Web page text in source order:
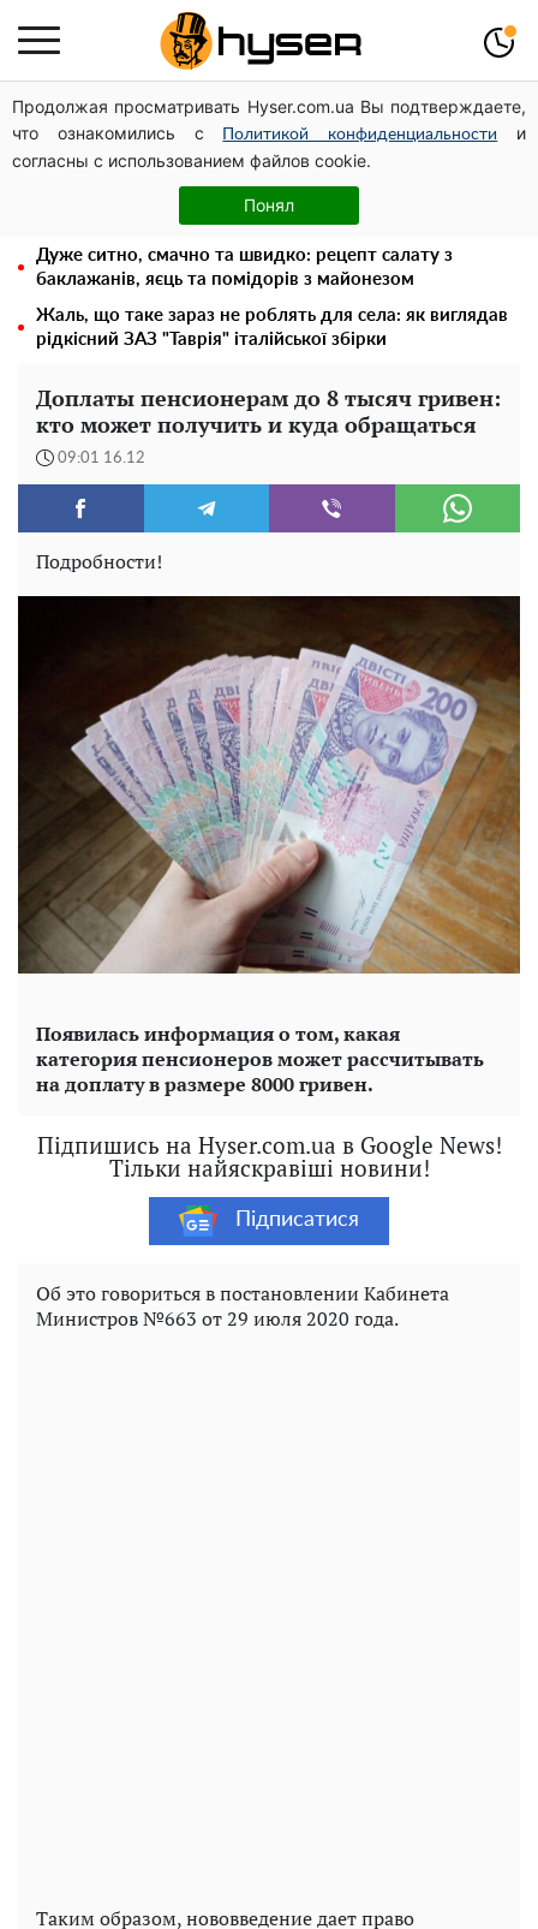
Продолжая просматривать Hyser.com.ua Вы подтверждаете,
что ознакомились с
Политикой конфиденциальности
и
согласны с использованием файлов cookie.
Понял
Українська авіатранспортна асоціація звернулася до
Мінфіну із закликом уніфікувати оподаткування
авіалізингу
"Холостячка" Ксенія Мішина перестаралася і блиснула
зоною бікіні: надто широко розсунула
Дуже ситно, смачно та швидко: рецепт салату з
баклажанів, яєць та помідорів з майонезом
Жаль, що таке зараз не роблять для села: як виглядав
рідкісний ЗАЗ "Таврія" італійської збірки
Доплаты пенсионерам до 8 тысяч гривен:
кто может получить и куда обращаться
09:01 16.12
Подробности!
Появилась информация о том, какая
категория пенсионеров может рассчитывать
на доплату в размере 8000 гривен.
Підпишись на Hyser.com.ua в Google News!
Тільки найяскравіші новини!
Підписатися
Об это говориться в постановлении Кабинета
Министров №663 от 29 июля 2020 года.
Таким образом, нововведение дает право